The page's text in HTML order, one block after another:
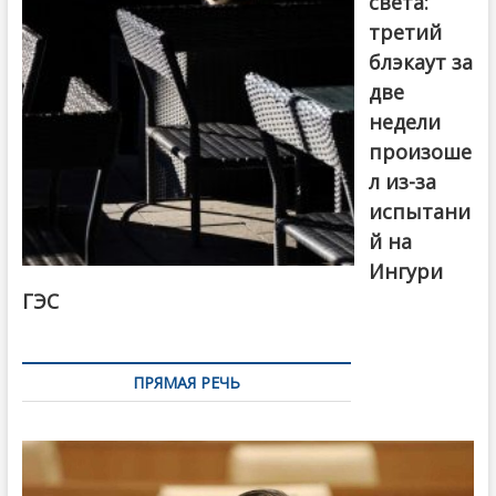
третий
блэкаут за
две
недели
произоше
л из-за
испытани
й на
Ингури
ГЭС
ПРЯМАЯ РЕЧЬ